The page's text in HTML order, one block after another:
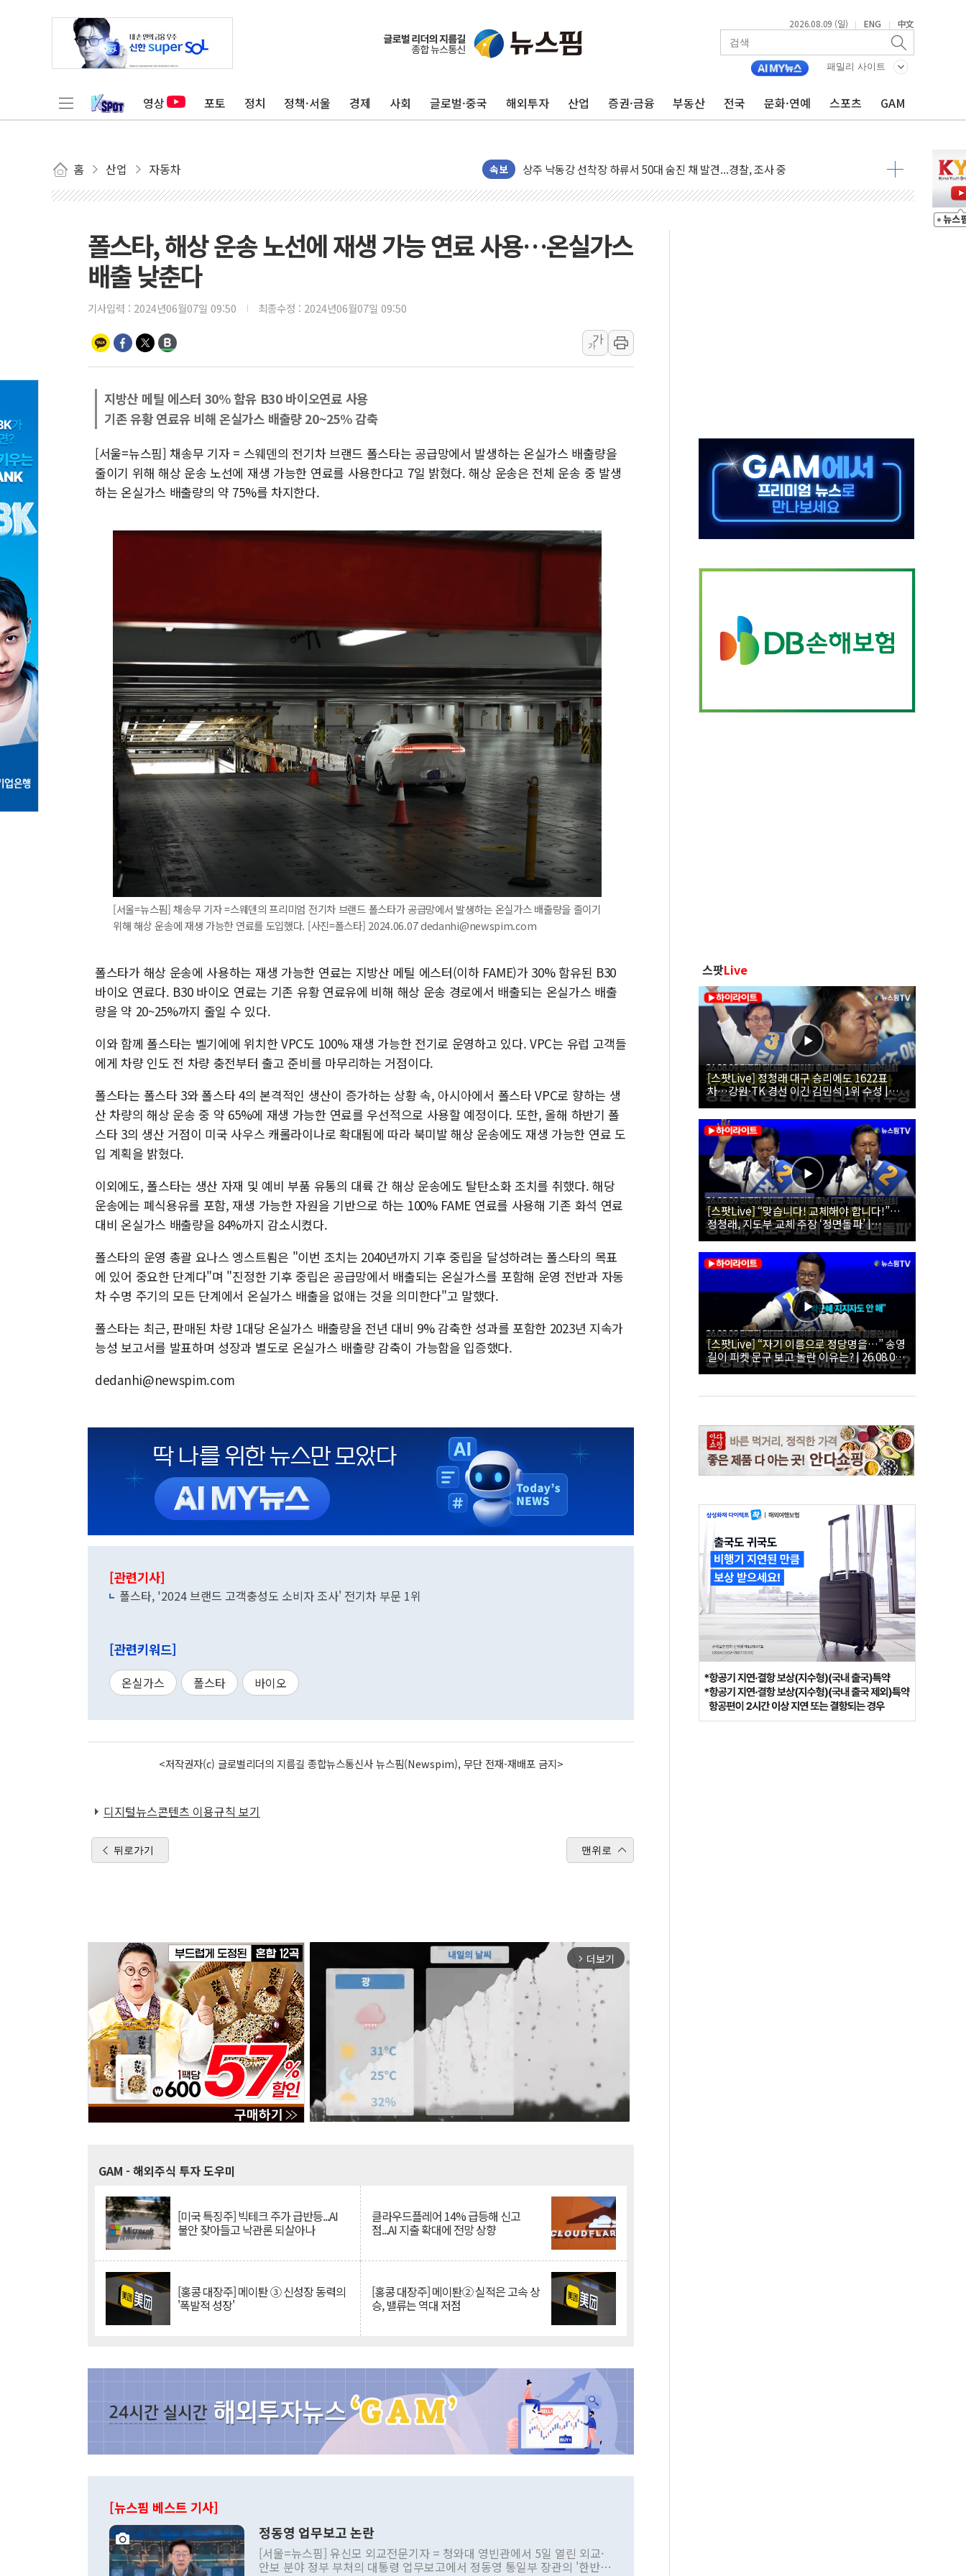
2026.08.09 (일) | ENG | 中文
패밀리 사이트
영상 포토 정치 정책·서울 경제 사회 글로벌·중국 해외투자 산업 증권·금융 부동산 전국 문화·연예 스포츠 GAM
홈 산업 자동차 속보
125mm 폭우 쏟아진 울진...'두천~하당'·'올미골교' 차량 통행 선제 제한
평택 진위면 공장서 작업 중 사고 발생…작업자 1명 숨져
상주 낙동강 선착장 하류서 50대 숨진 채 발견...경찰, 조사 중
[종합] 김민석, 정청래에 누적 1.48%p 차 선두 유지...金 46.01% vs 鄭 44.53%
인천서 말다툼 중 어머니 살해 10대 구속…범행 후 반려견도 죽여
김민석, 강원·대구·경북 경선서 정청래에 승리…金 48.54% vs 鄭 44.40%
[속보] 민주, 강원 경선 결과 발표...김민석 50.30% 정청래 41.94% 송영길 7.76%
정재헌 CEO, SKT 장기고객 400명 맞이…"마음 잇는 시간 되길"
병무청, 보충역 전면 손질… 예술·체육요원 최대 33% 감축
홈플러스發 대형마트 판매, 역대 최대폭 감소한 9.4%↓…유통업계 양극화 심화
윤준병·이해민 의원, '정부 특사'로 콜롬비아 대통령 취임식 참석
'호우·산사태 주의보' 울진 시간당 30mm 강한 비...호우 피해 없어
폴스타, 해상 운송 노선에 재생 가능 연료 사용…온실가스
배출 낮춘다
기사입력 : 2024년06월07일 09:50 최종수정 : 2024년06월07일 09:50
가
가
지방산 메틸 에스터 30% 함유 B30 바이오연료 사용
기존 유황 연료유 비해 온실가스 배출량 20~25% 감축
[서울=뉴스핌] 채송무 기자 = 스웨덴의 전기차 브랜드 폴스타는 공급망에서 발생하는 온실가스 배출량을
줄이기 위해 해상 운송 노선에 재생 가능한 연료를 사용한다고 7일 밝혔다. 해상 운송은 전체 운송 중 발생
하는 온실가스 배출량의 약 75%를 차지한다.
[서울=뉴스핌] 채송무 기자 =스웨덴의 프리미엄 전기차 브랜드 폴스타가 공급망에서 발생하는 온실가스 배출량을 줄이기
위해 해상 운송에 재생 가능한 연료를 도입했다. [사진=폴스타] 2024.06.07 dedanhi@newspim.com
폴스타가 해상 운송에 사용하는 재생 가능한 연료는 지방산 메틸 에스터(이하 FAME)가 30% 함유된 B30
바이오 연료다. B30 바이오 연료는 기존 유황 연료유에 비해 해상 운송 경로에서 배출되는 온실가스 배출
량을 약 20~25%까지 줄일 수 있다.
이와 함께 폴스타는 벨기에에 위치한 VPC도 100% 재생 가능한 전기로 운영하고 있다. VPC는 유럽 고객들
에게 차량 인도 전 차량 충전부터 출고 준비를 마무리하는 거점이다.
폴스타는 폴스타 3와 폴스타 4의 본격적인 생산이 증가하는 상황 속, 아시아에서 폴스타 VPC로 향하는 생
산 차량의 해상 운송 중 약 65%에 재생 가능한 연료를 우선적으로 사용할 예정이다. 또한, 올해 하반기 폴
스타 3의 생산 거점이 미국 사우스 캐롤라이나로 확대됨에 따라 북미발 해상 운송에도 재생 가능한 연료 도
입 계획을 밝혔다.
이외에도, 폴스타는 생산 자재 및 예비 부품 유통의 대륙 간 해상 운송에도 탈탄소화 조치를 취했다. 해당
운송에는 폐식용유를 포함, 재생 가능한 자원을 기반으로 하는 100% FAME 연료를 사용해 기존 화석 연료
대비 온실가스 배출량을 84%까지 감소시켰다.
폴스타의 운영 총괄 요나스 엥스트룀은 "이번 조치는 2040년까지 기후 중립을 달성하려는 폴스타의 목표
에 있어 중요한 단계다"며 "진정한 기후 중립은 공급망에서 배출되는 온실가스를 포함해 운영 전반과 자동
차 수명 주기의 모든 단계에서 온실가스 배출을 없애는 것을 의미한다"고 말했다.
폴스타는 최근, 판매된 차량 1대당 온실가스 배출량을 전년 대비 9% 감축한 성과를 포함한 2023년 지속가
능성 보고서를 발표하며 성장과 별도로 온실가스 배출량 감축이 가능함을 입증했다.
dedanhi@newspim.com
[관련기사]
폴스타, '2024 브랜드 고객충성도 소비자 조사' 전기차 부문 1위
[관련키워드]
온실가스 폴스타 바이오
<저작권자(c) 글로벌리더의 지름길 종합뉴스통신사 뉴스핌(Newspim), 무단 전재-재배포 금지>
디지털뉴스콘텐츠 이용규칙 보기
뒤로가기 맨위로
arrow_forward_ios 더보기
GAM - 해외주식 투자 도우미
[미국 특징주] 빅테크 주가 급반등...AI
불안 잦아들고 낙관론 되살아나
클라우드플레어 14% 급등해 신고
점...AI 지출 확대에 전망 상향
[홍콩 대장주] 메이퇀 ③ 신성장 동력의
'폭발적 성장'
[홍콩 대장주] 메이퇀② 실적은 고속 상
승, 밸류는 역대 저점
[뉴스핌 베스트 기사]
정동영 업무보고 논란
[서울=뉴스핌] 유신모 외교전문기자 = 청와대 영빈관에서 5일 열린 외교·
안보 분야 정부 부처의 대통령 업무보고에서 정동영 통일부 장관의 '한반도
스팟Live
[스팟Live] 정청래 대구 승리에도 1622표
차…강원·TK 경선 이긴 김민석 1위 수성 |
26.08.09 더불어민주당 당대표·최고위원 후
보 대구·경북 합동연설회
[스팟Live] “맞습니다! 교체해야 합니다!”…
정청래, 지도부 교체 주장 ‘정면돌파’ |
26.08.09 더불어민주당 당대표·최고위원 후
보 대구·경북 합동연설회
[스팟Live] “자기 이름으로 정당명을…” 송영
길이 피켓 문구 보고 놀란 이유는? | 26.08.09
더불어민주당 당대표·최고위원 후보 대구·경